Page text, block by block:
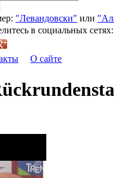
"Левандовски" или
в социальных сетях:
О сайте